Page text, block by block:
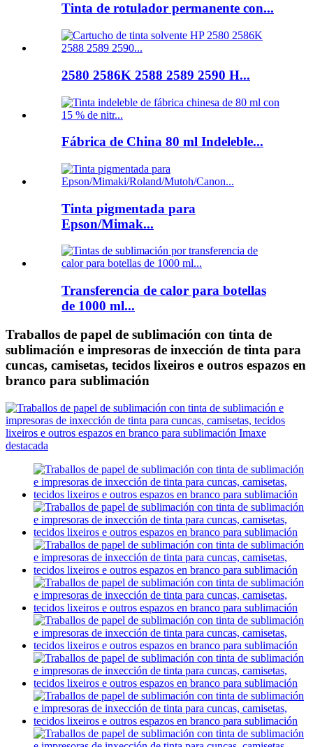
Tinta de rotulador permanente con...
2580 2586K 2588 2589 2590 H...
Fábrica de China 80 ml Indeleble...
Tinta pigmentada para
Epson/Mimak...
Transferencia de calor para botellas
de 1000 ml...
Traballos de papel de sublimación con tinta de
sublimación e impresoras de inxección de tinta para
cuncas, camisetas, tecidos lixeiros e outros espazos en
branco para sublimación